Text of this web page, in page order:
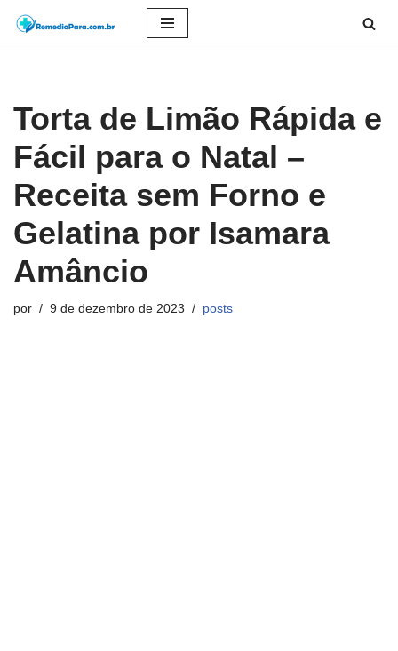
conteúdo
Torta de Limão Rápida e
Fácil para o Natal –
Receita sem Forno e
Gelatina por Isamara
Amâncio
por 9 de dezembro de 2023 posts